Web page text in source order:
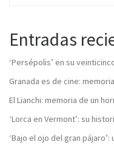
Entradas
‘Persépolis’ en su
Granada es de cine:
El Lianchi: memoria de un
‘Lorca en Vermont’: su
‘Bajo el ojo del gran